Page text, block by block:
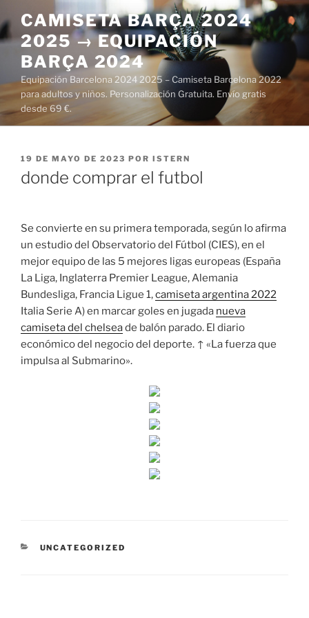
al
contenido
CAMISETA BARÇA 2024
2025 → EQUIPACIÓN
BARÇA 2024
Equipación Barcelona 2024 2025 – Camiseta Barcelona 2022
para adultos y niños. Personalización Gratuita. Envío gratis
desde 69 €.
PUBLICADO
EL
19 DE MAYO DE 2023 POR ISTERN
donde comprar el futbol
Se convierte en su primera temporada, según lo afirma
un estudio del Observatorio del Fútbol (CIES), en el
mejor equipo de las 5 mejores ligas europeas (España
La Liga, Inglaterra Premier League, Alemania
Bundesliga, Francia Ligue 1,camiseta argentina 2022
Italia Serie A) en marcar goles en jugada nueva
camiseta del chelseade balón parado. El diario
económico del negocio del deporte. ↑ «La fuerza que
impulsa al Submarino».
CATEGORÍAS
UNCATEGORIZED